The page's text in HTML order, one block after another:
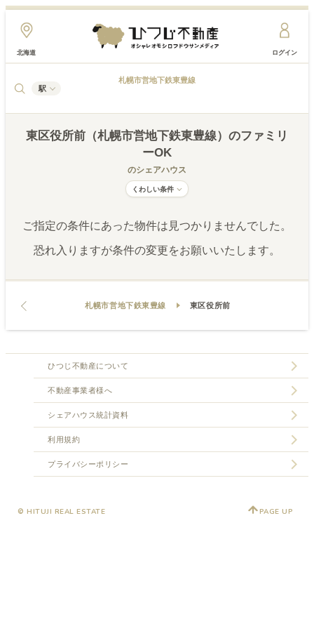
北海道 ログイン
駅
札幌市営地下鉄東豊線
東区役所前（札幌市営地下鉄東豊線） のファミリ
ーOK
のシェアハウス
くわしい条件
ご指定の条件にあった物件は見つかりませんでした。
恐れ入りますが条件の変更をお願いいたします。
札幌市営地下鉄東豊線 東区役所前
ひつじ不動産について
不動産事業者様へ
シェアハウス統計資料
利用規約
プライバシーポリシー
© HITUJI REAL ESTATE PAGE UP